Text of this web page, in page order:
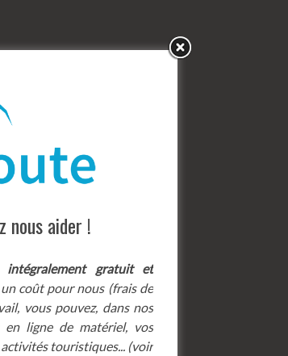
nous aider !
intégralement gratuit et
coût pour nous (frais de
vous pouvez, dans nos
ligne de matériel, vos
touristiques... (voir